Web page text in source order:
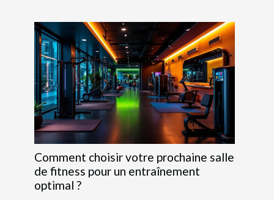
Comment choisir votre prochaine salle
de fitness pour un entraînement
optimal ?